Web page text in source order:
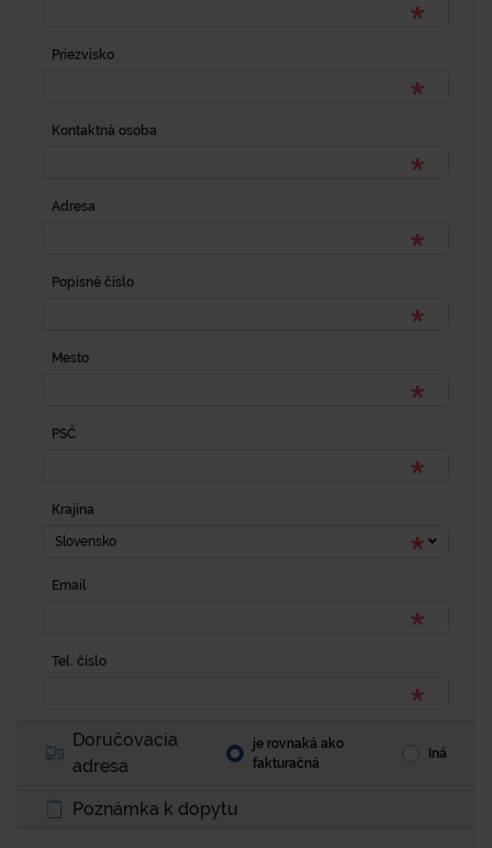
Priezvisko
Kontaktná osoba
Adresa
Popisné číslo
Mesto
PSČ
Krajina
Slovensko
Email
Tel. číslo
Doručovacia
adresa
je rovnaká ako
fakturačná
Iná
Poznámka k dopytu